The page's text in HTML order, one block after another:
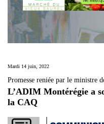
Mardi 14 juin, 2022
Promesse reniée par le ministre
L’ADIM Montérégie a
la CAQ